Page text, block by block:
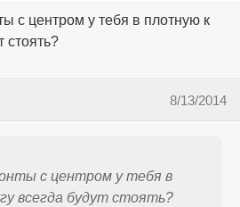
с центром у тебя в плотную к
стоять?
8/13/2014
с центром у тебя в
всегда будут стоять?